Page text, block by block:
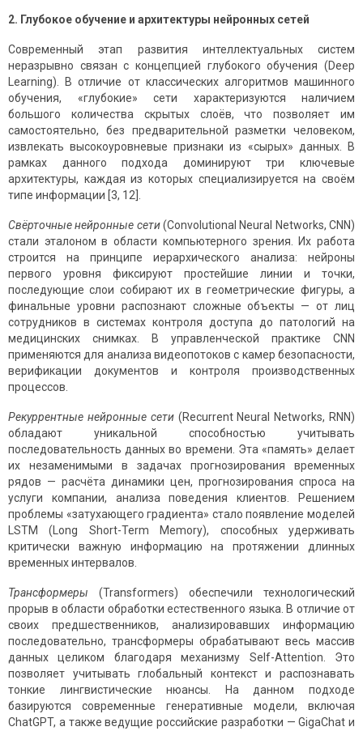
2. Глубокое обучение и архитектуры нейронных сетей
Современный этап развития интеллектуальных систем
неразрывно связан с концепцией глубокого обучения (Deep
Learning). В отличие от классических алгоритмов машинного
обучения, «глубокие» сети характеризуются наличием
большого количества скрытых слоёв, что позволяет им
самостоятельно, без предварительной разметки человеком,
извлекать высокоуровневые признаки из «сырых» данных. В
рамках данного подхода доминируют три ключевые
архитектуры, каждая из которых специализируется на своём
типе информации [3, 12].
Свёрточные нейронные сети(Convolutional Neural Networks, CNN)
стали эталоном в области компьютерного зрения. Их работа
строится на принципе иерархического анализа: нейроны
первого уровня фиксируют простейшие линии и точки,
последующие слои собирают их в геометрические фигуры, а
финальные уровни распознают сложные объекты — от лиц
сотрудников в системах контроля доступа до патологий на
медицинских снимках. В управленческой практике CNN
применяются для анализа видеопотоков с камер безопасности,
верификации документов и контроля производственных
процессов.
Рекуррентные нейронные сети(Recurrent Neural Networks, RNN)
обладают уникальной способностью учитывать
последовательность данных во времени. Эта «память» делает
их незаменимыми в задачах прогнозирования временных
рядов — расчёта динамики цен, прогнозирования спроса на
услуги компании, анализа поведения клиентов. Решением
проблемы «затухающего градиента» стало появление моделей
LSTM (Long Short-Term Memory), способных удерживать
критически важную информацию на протяжении длинных
временных интервалов.
Трансформеры (Transformers) обеспечили технологический
прорыв в области обработки естественного языка. В отличие от
своих предшественников, анализировавших информацию
последовательно, трансформеры обрабатывают весь массив
данных целиком благодаря механизму Self-Attention. Это
позволяет учитывать глобальный контекст и распознавать
тонкие лингвистические нюансы. На данном подходе
базируются современные генеративные модели, включая
ChatGPT, а также ведущие российские разработки — GigaChat и